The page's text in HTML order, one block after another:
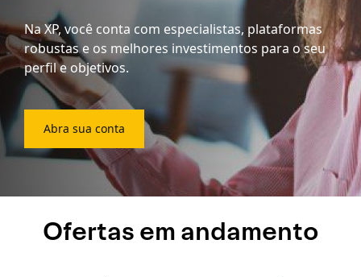
Na XP, você conta com especialistas, plataformas
robustas e os melhores investimentos para o seu
perfil e objetivos.
Abra sua conta
Ofertas em andamento